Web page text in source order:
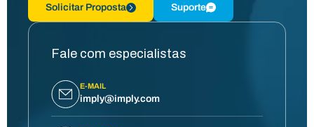
Solicitar Proposta Suporte
Fale com especialistas
E-MAIL
imply@imply.com